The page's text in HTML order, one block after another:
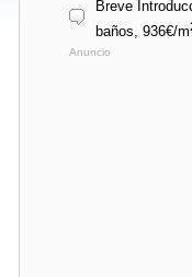
Breve
baños, 936€/m
Anuncio